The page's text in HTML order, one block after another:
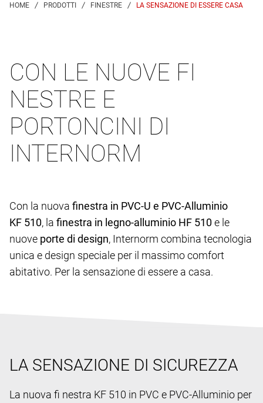
LA SENSAZIONE DI ESSERE CASA
CON LE NUOVE FI
NESTRE E
PORTONCINI DI
INTERNORM
Con la nuova finestra in PVC-U e PVC-Alluminio
KF 510, la finestra in legno-alluminio HF 510e le
nuove porte di design, Internorm combina tecnologia
unica e design speciale per il massimo comfort
abitativo. Per la sensazione di essere a casa.
LA SENSAZIONE DI SICUREZZA
La nuova fi nestra KF 510 in PVC e PVC-Alluminio per